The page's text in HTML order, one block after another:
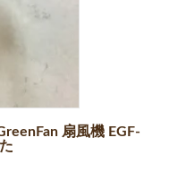
扇風機 EGF-